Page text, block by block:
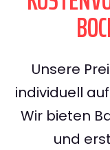
Unsere
individuell
Wir bieten
und